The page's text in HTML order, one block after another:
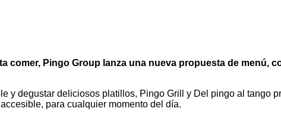
comer, Pingo Group lanza una nueva propuesta de menú,
y degustar deliciosos platillos, Pingo Grill y Del pingo al tango
para cualquier momento del día.